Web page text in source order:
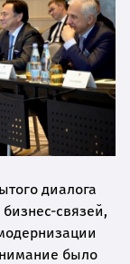
диалога
связей,
было